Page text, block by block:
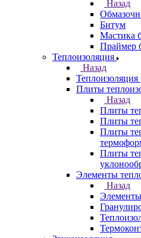
Назад
Битум
Мастика
Праймер
Теплоизоляция
Назад
Теплоизоляция
Плиты
Назад
Плиты
Плиты
Плиты
Плиты
Элементы
Назад